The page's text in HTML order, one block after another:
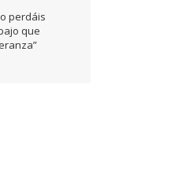
perdáis
que